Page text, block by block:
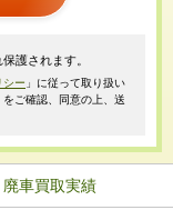
護されます。
シー 」に従って取り扱い
ご確認、同意の上、送
廃車買取実績